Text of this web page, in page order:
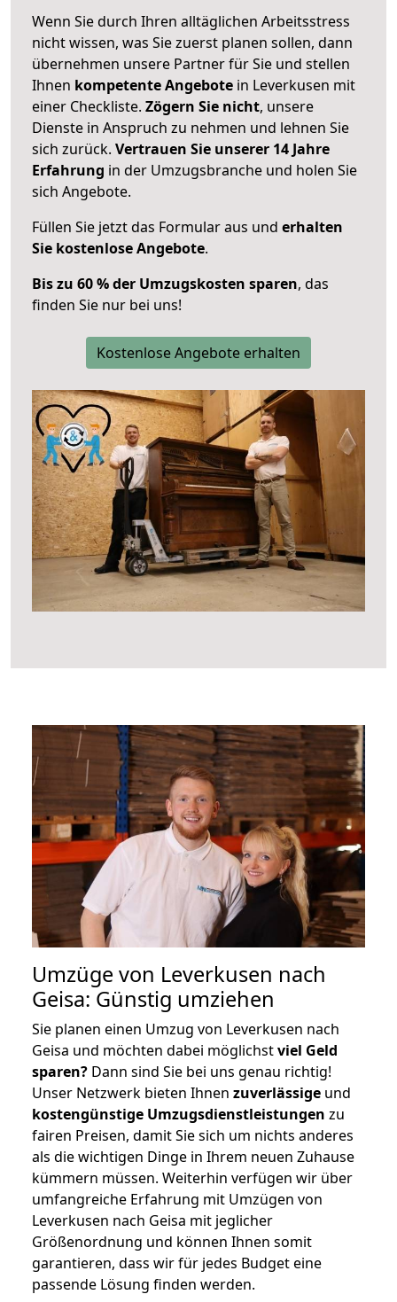
Wenn Sie durch Ihren alltäglichen Arbeitsstress
nicht wissen, was Sie zuerst planen sollen, dann
übernehmen unsere Partner für Sie und stellen
Ihnen kompetente Angebote in Leverkusen mit
einer Checkliste. Zögern Sie nicht, unsere
Dienste in Anspruch zu nehmen und lehnen Sie
sich zurück. Vertrauen Sie unserer 14 Jahre
Erfahrung in der Umzugsbranche und holen Sie
sich Angebote.
Füllen Sie jetzt das Formular aus und erhalten
Sie kostenlose Angebote.
Bis zu 60 % der Umzugskosten sparen, das
finden Sie nur bei uns!
Kostenlose Angebote erhalten
Umzüge von Leverkusen nach
Geisa: Günstig umziehen
Sie planen einen Umzug von Leverkusen nach
Geisa und möchten dabei möglichstviel Geld
sparen? Dann sind Sie bei uns genau richtig!
Unser Netzwerk bieten Ihnen zuverlässige und
kostengünstige Umzugsdienstleistungen zu
fairen Preisen, damit Sie sich um nichts anderes
als die wichtigen Dinge in Ihrem neuen Zuhause
kümmern müssen. Weiterhin verfügen wir über
umfangreiche Erfahrung mit Umzügen von
Leverkusen nach Geisa mit jeglicher
Größenordnung und können Ihnen somit
garantieren, dass wir für jedes Budget eine
passende Lösung finden werden.